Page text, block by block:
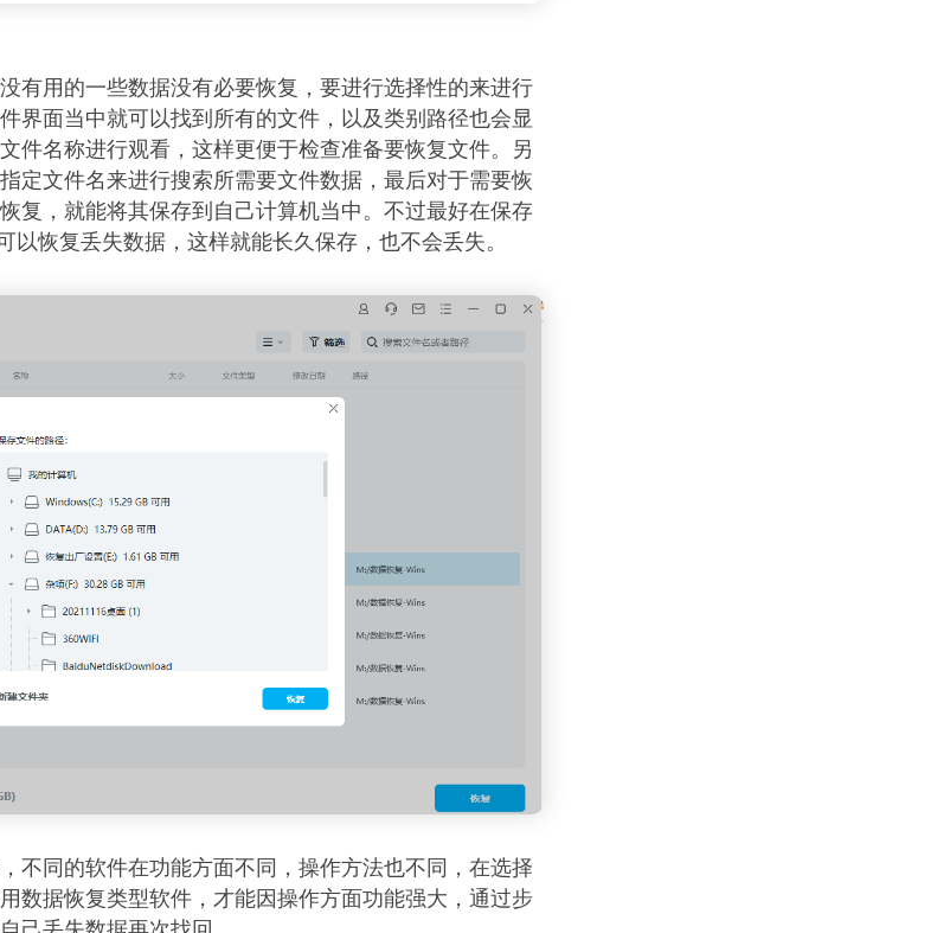
有用的一些数据没有必要恢复，要进行选择性的来进行
界面当中就可以找到所有的文件，以及类别路径也会显
件名称进行观看，这样更便于检查准备要恢复文件。另
定文件名来进行搜索所需要文件数据，最后对于需要恢
复，就能将其保存到自己计算机当中。不过最好在保存
以恢复丢失数据，这样就能长久保存，也不会丢失。
不同的软件在功能方面不同，操作方法也不同，在选择
数据恢复类型软件，才能因操作方面功能强大，通过步